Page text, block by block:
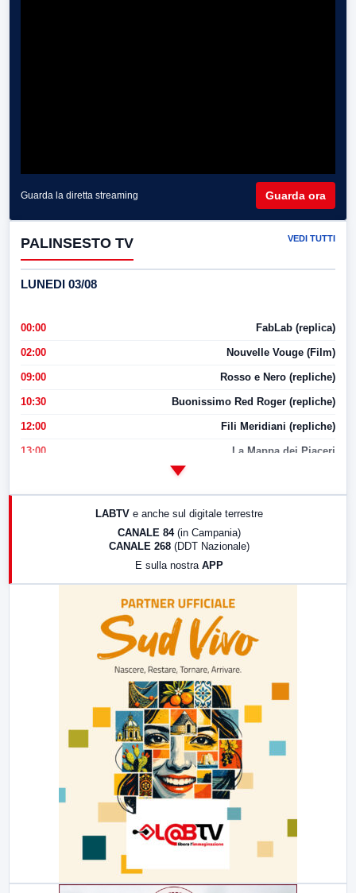
Guarda la diretta streaming Guarda ora
PALINSESTO TV VEDI TUTTI
LUNEDI 03/08
00:00 FabLab (replica)
02:00 Nouvelle Vouge (Film)
09:00 Rosso e Nero (repliche)
10:30 Buonissimo Red Roger (repliche)
12:00 Fili Meridiani (repliche)
13:00 La Mappa dei Piaceri
17:00 LabNews (replica)
LABTV e anche sul digitale terrestre
CANALE 84 (in Campania)
CANALE 268 (DDT Nazionale)
E sulla nostra APP